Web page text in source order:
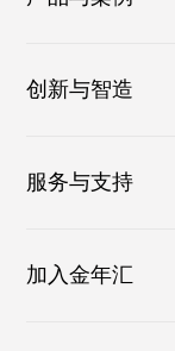
创新与智造
服务与支持
加入金年汇